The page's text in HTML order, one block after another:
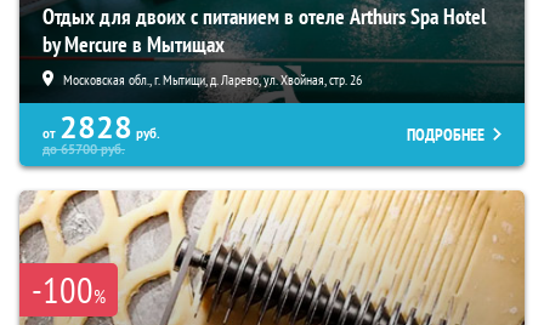
Отдых для двоих с питанием в отеле Arthurs Spa Hotel
by Mercure в Мытищах
Московская обл., г. Мытищи, д. Ларево, ул. Хвойная, стр. 26
от 2828 руб.
до65700руб.
ПОДРОБНЕЕ
-100%